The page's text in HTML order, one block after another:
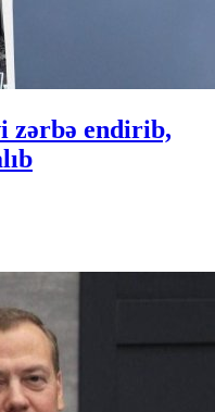
zərbə endirib,